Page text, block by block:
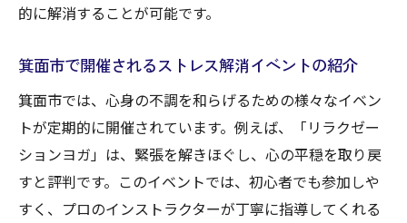
的に解消することが可能です。
箕面市で開催されるストレス解消イベントの紹介
箕面市では、心身の不調を和らげるための様々なイベン
トが定期的に開催されています。例えば、「リラクゼー
ションヨガ」は、緊張を解きほぐし、心の平穏を取り戻
すと評判です。このイベントでは、初心者でも参加しや
すく、プロのインストラクターが丁寧に指導してくれる